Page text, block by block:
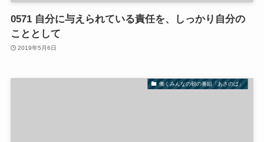
0571 自分に与えられている責任を、しっかり自分の
こととして
2019年5月6日
働くみんなの朝の番組「あさのば」